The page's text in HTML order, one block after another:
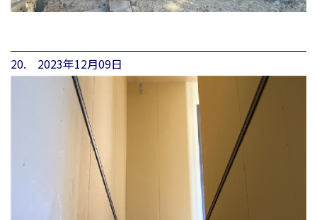
20. 2023年12月09日